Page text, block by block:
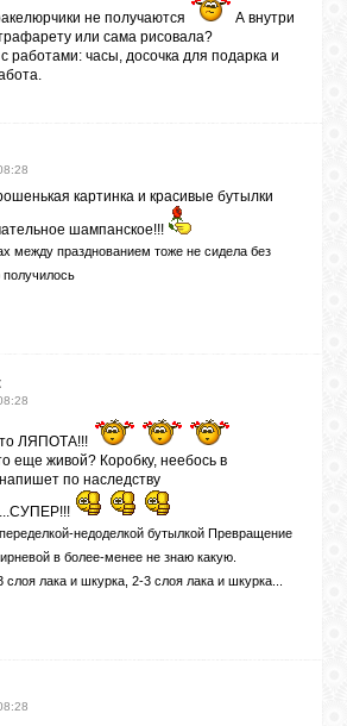
не получаются
А внутри
или сама рисовала?
работами: часы, досочка для подарка и
картинка и красивые бутылки
шампанское!!!
между празднованием тоже не сидела без
получилось
ЛЯПОТА!!!
еще живой? Коробку, неебось в
по наследству
недоделкой бутылкой Превращение
в более-менее не знаю какую.
3 слоя лака и шкурка, 2-3 слоя лака и шкурка...